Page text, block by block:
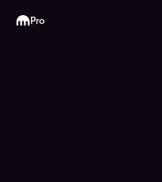
Kraken
Pro